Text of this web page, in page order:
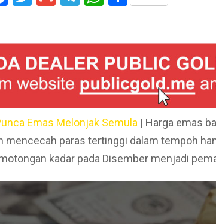
Emas Melonjak Semula | Harga emas
mencecah paras tertinggi dalam tempoh
kadar pada Disember menjadi